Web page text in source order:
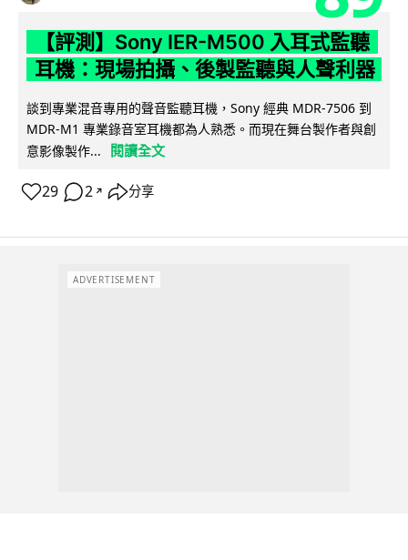
【評測】Sony IER-M500 入耳式監聽
耳機：現場拍攝、後製監聽與人聲利器
談到專業混音專用的聲音監聽耳機，Sony 經典 MDR-7506 到
MDR-M1 專業錄音室耳機都為人熟悉。而現在舞台製作者與創
意影像製作...
閱讀全文
29 2 ↗ 分享
ADVERTISEMENT